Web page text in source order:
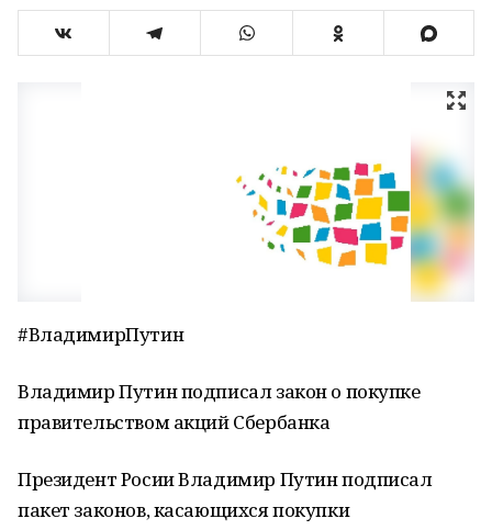
#ВладимирПутин
Владимир Путин подписал закон о покупке
правительством акций Сбербанка
Президент Росии Владимир Путин подписал
пакет законов, касающихся покупки